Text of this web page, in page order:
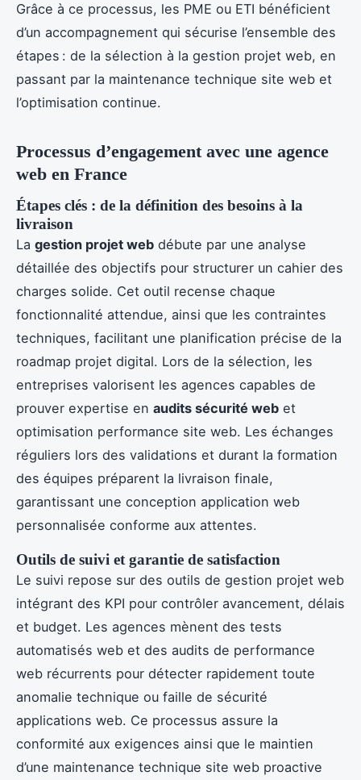
Grâce à ce processus, les PME ou ETI bénéficient
d’un accompagnement qui sécurise l’ensemble des
étapes : de la sélection à la gestion projet web, en
passant par la maintenance technique site web et
l’optimisation continue.
Processus d’engagement avec une agence
web en France
Étapes clés : de la définition des besoins à la
livraison
La gestion projet web débute par une analyse
détaillée des objectifs pour structurer un cahier des
charges solide. Cet outil recense chaque
fonctionnalité attendue, ainsi que les contraintes
techniques, facilitant une planification précise de la
roadmap projet digital. Lors de la sélection, les
entreprises valorisent les agences capables de
prouver expertise en audits sécurité web et
optimisation performance site web. Les échanges
réguliers lors des validations et durant la formation
des équipes préparent la livraison finale,
garantissant une conception application web
personnalisée conforme aux attentes.
Outils de suivi et garantie de satisfaction
Le suivi repose sur des outils de gestion projet web
intégrant des KPI pour contrôler avancement, délais
et budget. Les agences mènent des tests
automatisés web et des audits de performance
web récurrents pour détecter rapidement toute
anomalie technique ou faille de sécurité
applications web. Ce processus assure la
conformité aux exigences ainsi que le maintien
d’une maintenance technique site web proactive